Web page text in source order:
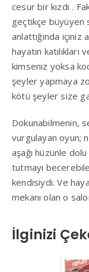
cesur bir kızdı .
geçtikçe büyüyen
anlattığında içiniz
hayatın katılıkları
kimseniz yoksa
şeyler yapmaya
kötü şeyler size
Dokunabilmenin,
vurgulayan oyun;
aşağı hüzünle
tutmayı
kendisiydi. Ve
mekanı olan o
İlginizi